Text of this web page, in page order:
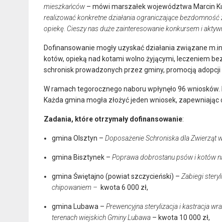
mieszkańców– mówi marszałek województwa Marcin
realizować konkretne działania ograniczające
opiekę. Cieszy nas duże zainteresowanie konkursem i
Dofinansowanie mogły uzyskać działania związane
kotów, opieką nad kotami wolno żyjącymi, leczeniem
schronisk prowadzonych przez gminy, promocją
W ramach tegorocznego naboru wpłynęło 96
Każda gmina mogła złożyć jeden wniosek,
Zadania, które otrzymały dofinansowanie:
gmina Olsztyn – Doposażenie Schroniska dla Zwierząt
gmina Bisztynek – Poprawa dobrostanu psów i kotów
gmina Świętajno (powiat szczycieński) – Zabiegi
chipowaniem – kwota 6 000 zł,
gmina Lubawa – Prewencyjna sterylizacja i kastracja
terenach wiejskich Gminy Lubawa – kwota 10 000 zł,